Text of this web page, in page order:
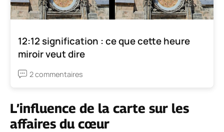
12:12 signification : ce que cette heure
miroir veut dire
2 commentaires
L’influence de la carte sur les
affaires du cœur